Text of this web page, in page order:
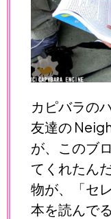
カピバラの
友達の
が、このブ
てくれたん
物が、「セ
本を読んで